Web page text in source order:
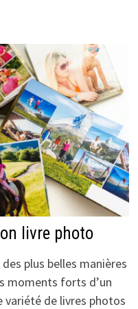
livre photo
plus belles manières
moments forts d’un
variété de livres photos